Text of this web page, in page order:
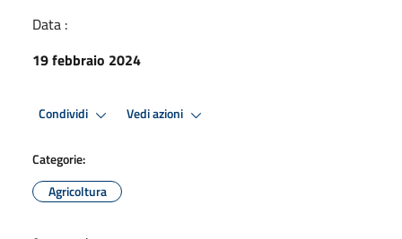
Data :
19 febbraio 2024
Condividi Vedi azioni
Categorie:
Agricoltura